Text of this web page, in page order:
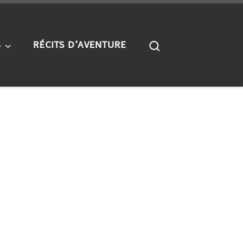
RÉCITS D’AVENTURE